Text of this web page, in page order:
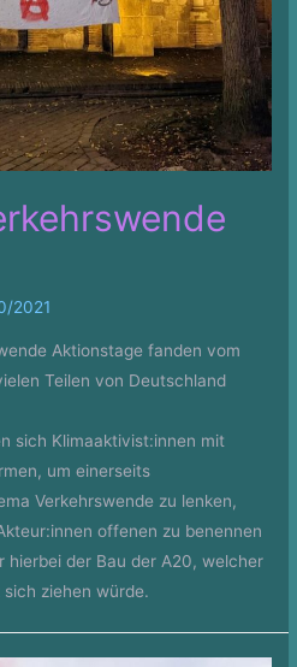
2021
Aktionstage fanden vom
Teilen von Deutschland
sich Klimaaktivist:innen mit
um einerseits
Verkehrswende zu lenken,
offenen zu benennen
hierbei der Bau der A20, welcher
ziehen würde.